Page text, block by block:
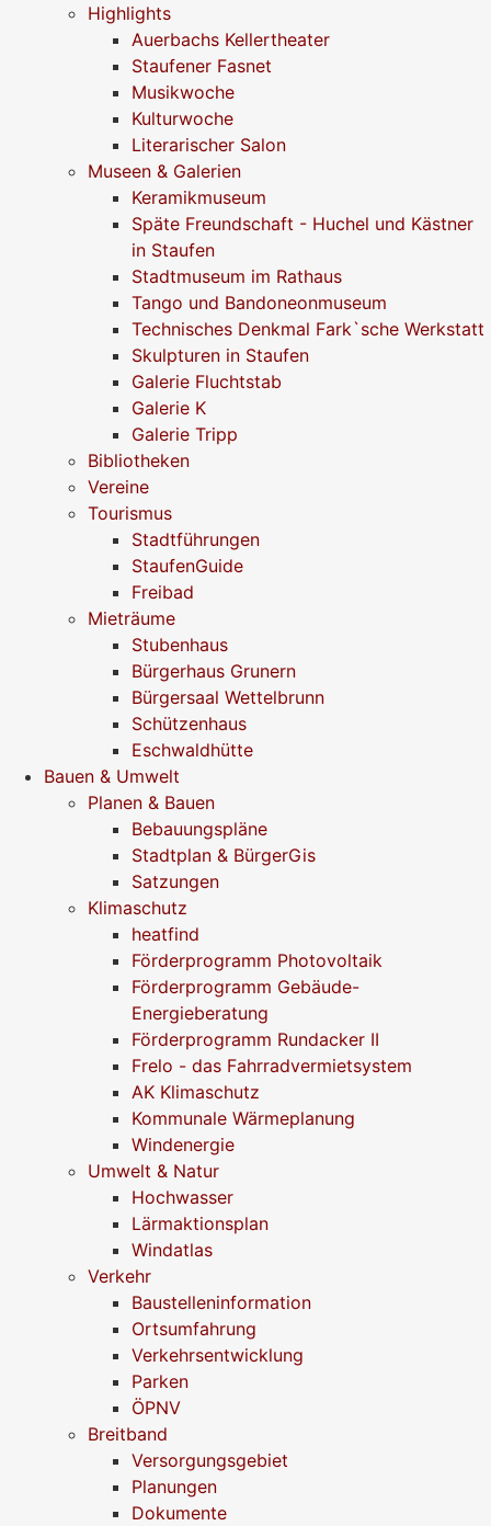
Highlights
Auerbachs Kellertheater
Staufener Fasnet
Musikwoche
Kulturwoche
Literarischer Salon
Museen & Galerien
Keramikmuseum
Späte Freundschaft - Huchel und Kästner
in Staufen
Stadtmuseum im Rathaus
Tango und Bandoneonmuseum
Technisches Denkmal Fark`sche Werkstatt
Skulpturen in Staufen
Galerie Fluchtstab
Galerie K
Galerie Tripp
Bibliotheken
Vereine
Tourismus
Stadtführungen
StaufenGuide
Freibad
Mieträume
Stubenhaus
Bürgerhaus Grunern
Bürgersaal Wettelbrunn
Schützenhaus
Eschwaldhütte
Bauen & Umwelt
Planen & Bauen
Bebauungspläne
Stadtplan & BürgerGis
Satzungen
Klimaschutz
heatfind
Förderprogramm Photovoltaik
Förderprogramm Gebäude-
Energieberatung
Förderprogramm Rundacker II
Frelo - das Fahrradvermietsystem
AK Klimaschutz
Kommunale Wärmeplanung
Windenergie
Umwelt & Natur
Hochwasser
Lärmaktionsplan
Windatlas
Verkehr
Baustelleninformation
Ortsumfahrung
Verkehrsentwicklung
Parken
ÖPNV
Breitband
Versorgungsgebiet
Planungen
Dokumente